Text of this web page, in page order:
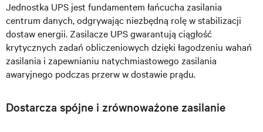
Jednostka UPS jest fundamentem łańcucha zasilania
centrum danych, odgrywając niezbędną rolę w stabilizacji
dostaw energii. Zasilacze UPS gwarantują ciągłość
krytycznych zadań obliczeniowych dzięki łagodzeniu wahań
zasilania i zapewnianiu natychmiastowego zasilania
awaryjnego podczas przerw w dostawie prądu.
Dostarcza spójne i zrównoważone zasilanie